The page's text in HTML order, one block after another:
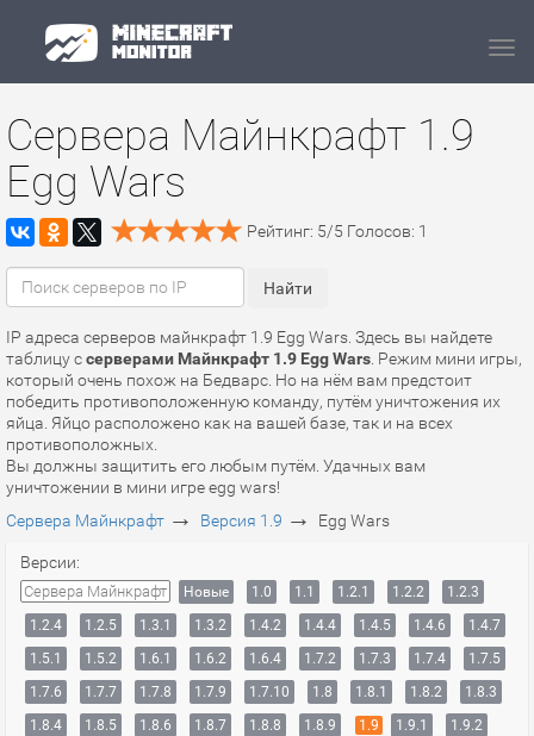
Сервера Майнкрафт 1.9
Egg Wars
Рейтинг: 5/5 Голосов: 1
IP адреса серверов майнкрафт 1.9 Egg Wars. Здесь вы найдете
таблицу ссерверами Майнкрафт 1.9 Egg Wars . Режим мини игры,
который очень похож на Бедварс. Но на нём вам предстоит
победить противоположенную команду, путём уничтожения их
яйца. Яйцо расположено как на вашей базе, так и на всех
противоположных.
Вы должны защитить его любым путём. Удачных вам
уничтожении в мини игре egg wars!
Сервера Майнкрафт → Версия 1.9 → Egg Wars
Версии:
Сервера Майнкрафт Новые 1.0 1.1 1.2.1 1.2.2
1.2.3
1.2.4
1.2.5 1.3.1 1.3.2 1.4.2 1.4.4 1.4.5 1.4.6
1.4.7
1.5.1
1.5.2 1.6.1 1.6.2 1.6.4 1.7.2 1.7.3 1.7.4
1.7.5
1.7.6
1.7.7 1.7.8 1.7.9 1.7.10 1.8 1.8.1 1.8.2
1.8.3
1.8.4
1.8.5 1.8.6 1.8.7 1.8.8 1.8.9 1.9 1.9.1
1.9.2